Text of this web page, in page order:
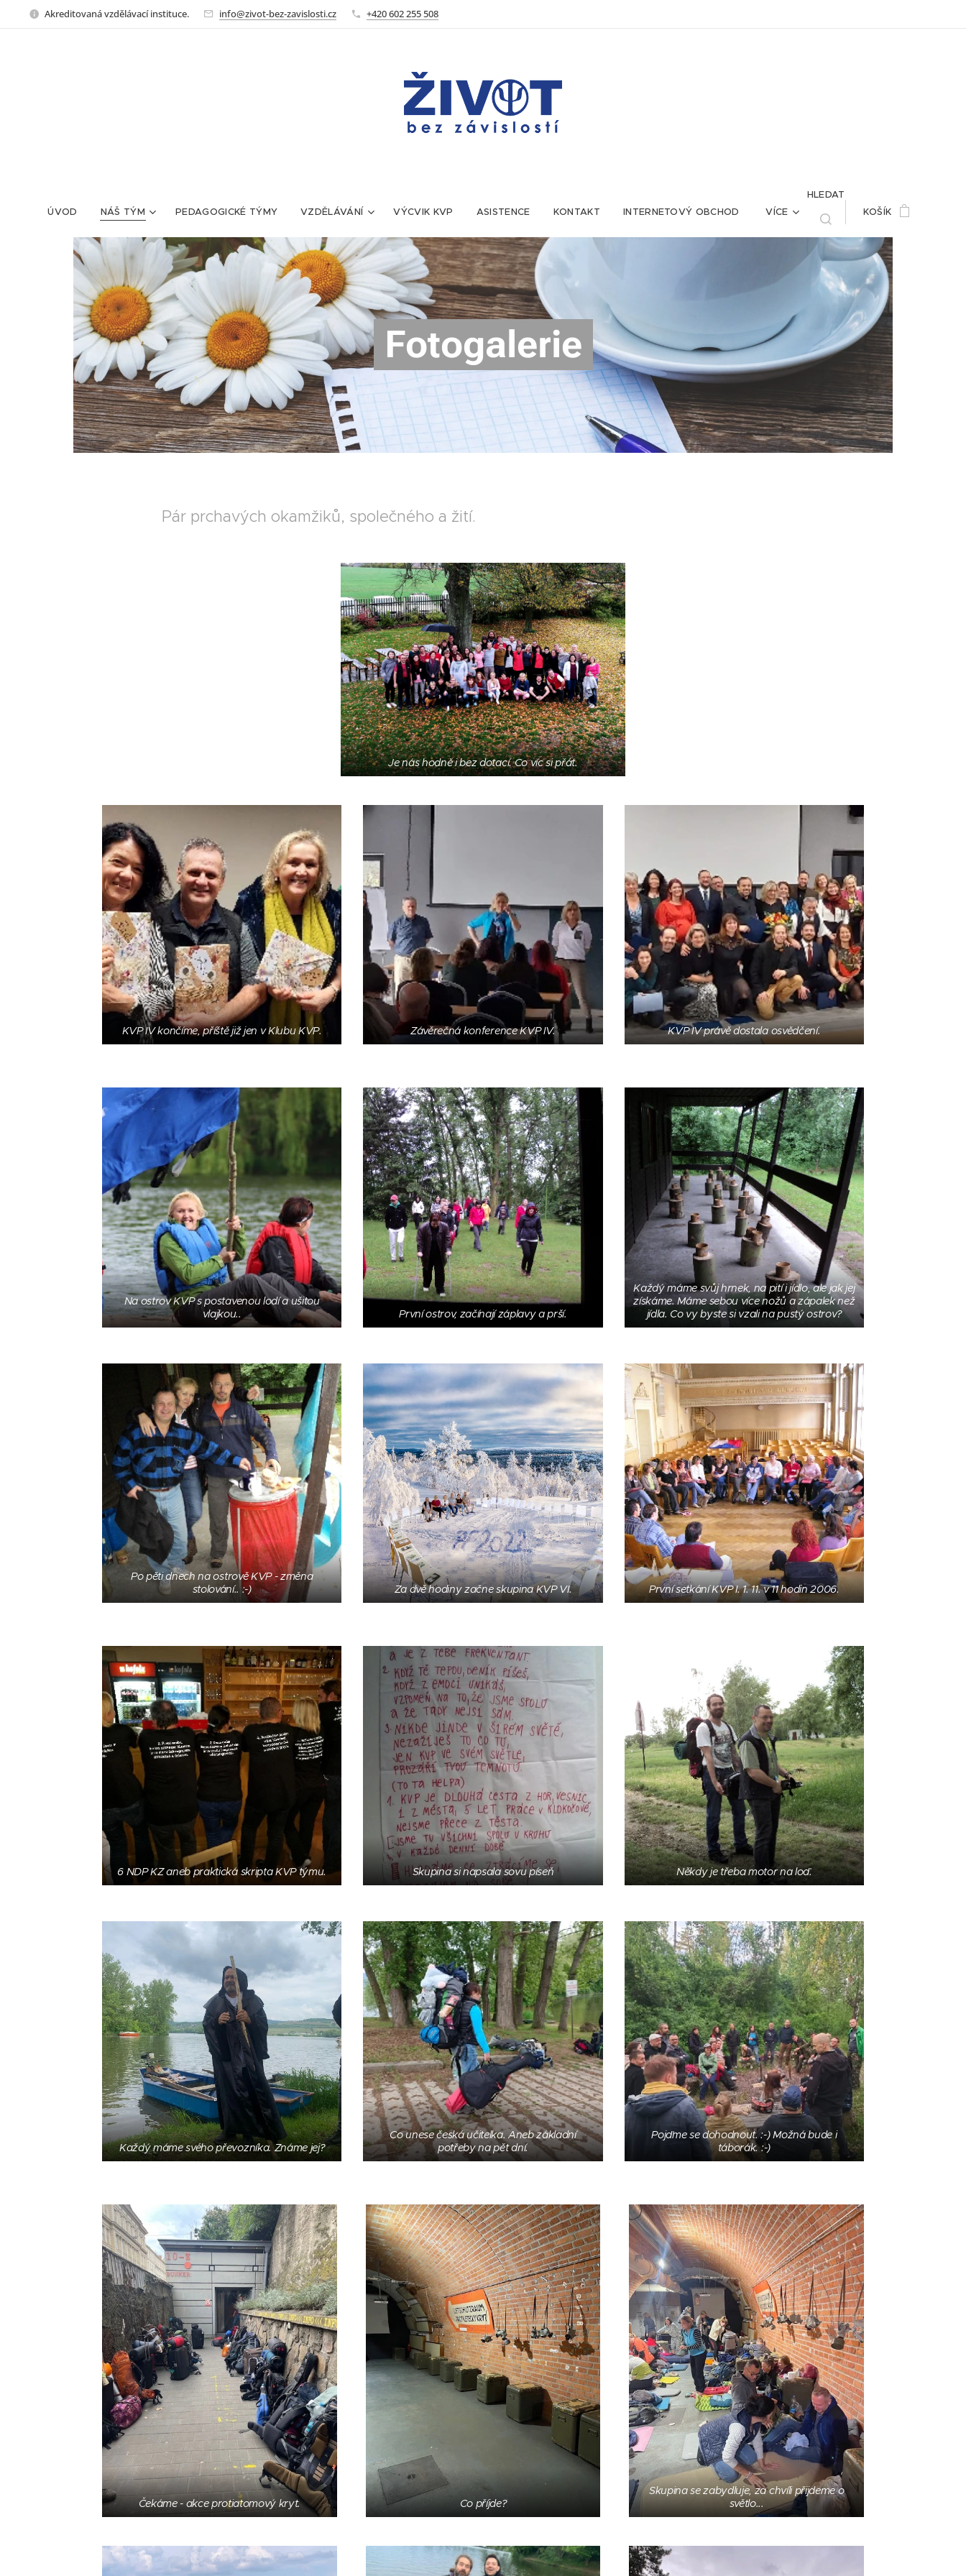
Akreditovaná vzdělávací instituce. info@zivot-bez-zavislosti.cz +420 602 255 508
ÚVOD NÁŠ TÝM PEDAGOGICKÉ TÝMY VZDĚLÁVÁNÍ VÝCVIK KVP ASISTENCE KONTAKT INTERNETOVÝ OBCHOD VÍCE
HLEDAT
KOŠÍK
Fotogalerie
Pár prchavých okamžiků, společného a žití.
Je nás hodně i bez dotací. Co víc si přát.
KVP IV končíme, příště již jen v Klubu KVP. Závěrečná konference KVP IV. KVP IV právě dostala osvědčení.
Na ostrov KVP s postavenou lodí a ušitou
vlajkou..
První ostrov, začínají záplavy a prší.
Každý máme svůj hrnek, na pití i jídlo, ale jak jej
získáme. Máme sebou více nožů a zápalek než
jídla. Co vy byste si vzali na pustý ostrov?
Po pěti dnech na ostrově KVP - změna
stolování.. :-)
Za dvě hodiny začne skupina KVP VI. První setkání KVP I. 1. 11. v 11 hodin 2006.
6 NDP KZ aneb praktická skripta KVP týmu. Skupina si napsala sovu píseň Někdy je třeba motor na loď.
Každý máme svého převozníka. Známe jej?
Co unese česká učitelka. Aneb základní
potřeby na pět dní.
Pojďme se dohodnout. :-) Možná bude i
táborák. :-)
Čekáme - akce protiatomový kryt. Co příjde?
Skupina se zabydluje, za chvíli přijdeme o
světlo...